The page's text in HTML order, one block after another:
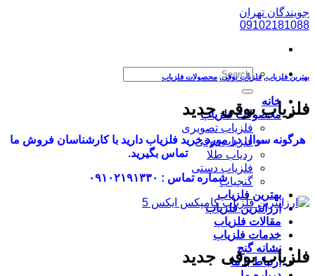
پرش
به
جویندگان تهران
09102181088
خانه
محصولات فلزیاب
فلزیاب تصویری
فلزیاب بوقی
ردیاب طلا
فلزیاب دستی
گنجیاب
بهترین فلزیاب
ارزانترین فلزیاب
مقالات فلزیاب
خدمات فلزیاب
نشانه گنج
ارتباط با ما
بهترین فلزیاب,فلزیاب بوقی, محصولات فلزیاب
فلزیاب بوقی جدید
هرگونه سوال در مورد خرید فلزیاب دارید با کارشناسان فروش ما
تماس بگیرید.
شماره تماس : ۰۹۱۰۲۱۹۱۳۳۰
فلزیاب بوقی جدید